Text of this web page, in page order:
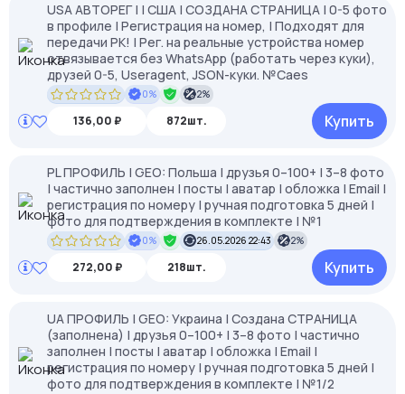
USA АВТОРЕГ | | США | СОЗДАНА СТРАНИЦА | 0-5 фото
в профиле | Регистрация на номер, | Подходят для
передачи РК! | Рег. на реальные устройства номер
отвязывается без WhatsApp (работать через куки),
друзей 0-5, Useragent, JSON-куки. №Caes
0% 2%
136,00 ₽ 872шт. Купить
PL ПРОФИЛЬ | GEO: Польша | друзья 0–100+ | 3–8 фото
| частично заполнен | посты | аватар | обложка | Email |
регистрация по номеру | ручная подготовка 5 дней |
фото для подтверждения в комплекте | №1
0% 26.05.2026 22:43 2%
272,00 ₽ 218шт. Купить
UA ПРОФИЛЬ | GEO: Украина | Создана СТРАНИЦА
(заполнена) | друзья 0–100+ | 3–8 фото | частично
заполнен | посты | аватар | обложка | Email |
регистрация по номеру | ручная подготовка 5 дней |
фото для подтверждения в комплекте | №1/2